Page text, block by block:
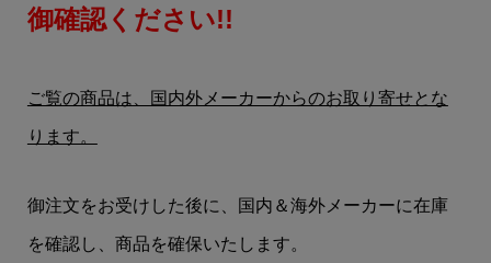
御確認ください!!
ご覧の商品は、国内外メーカーからのお取り寄せとな
ります。
御注文をお受けした後に、国内＆海外メーカーに在庫
を確認し、商品を確保いたします。